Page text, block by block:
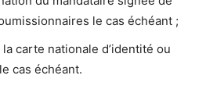
le cas échéant ;
carte nationale d’identité ou
cas échéant.